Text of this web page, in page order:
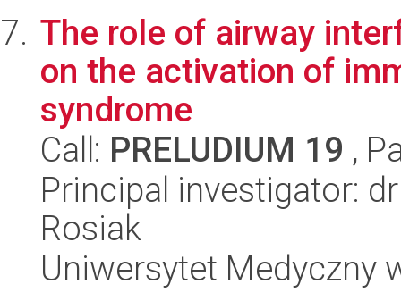
The role of airway
on the activation of
syndrome
Call: PRELUDIUM 19 ,
Principal investigator:
Rosiak
Uniwersytet Medyczny